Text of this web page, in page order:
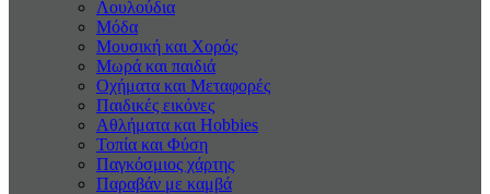
Λουλούδια
Μόδα
Μουσική και Χορός
Μωρά και παιδιά
Οχήματα και Μεταφορές
Παιδικές εικόνες
Αθλήματα και Hobbies
Τοπία και Φύση
Παγκόσμιος χάρτης
Παραβάν με καμβά